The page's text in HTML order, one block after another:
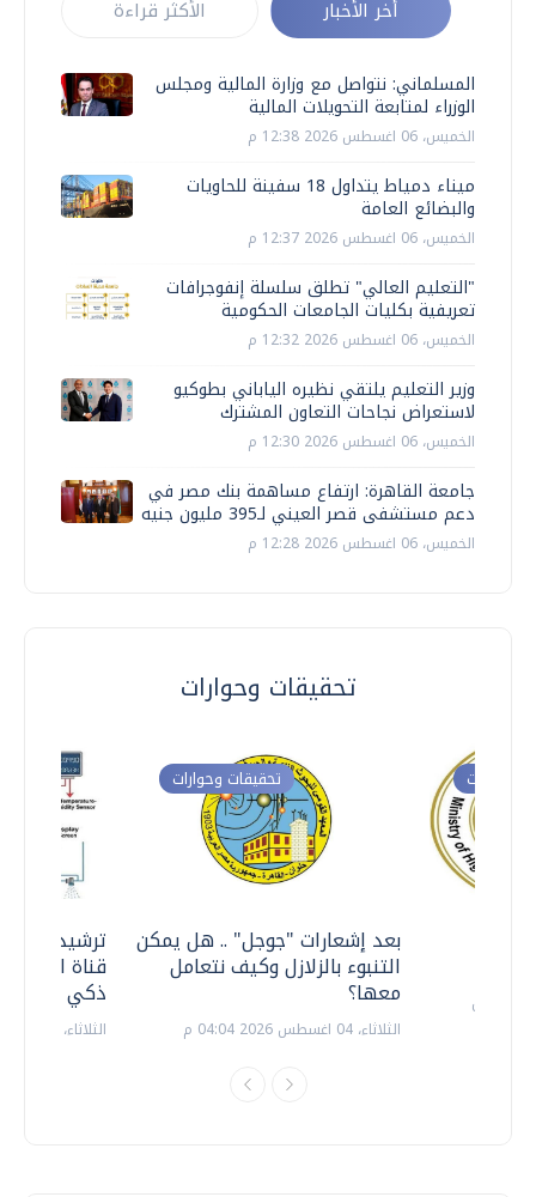
أخر الأخبار الأكثر قراءة
المسلماني: نتواصل مع وزارة المالية ومجلس
الوزراء لمتابعة التحويلات المالية
الخميس، 06 اغسطس 2026 12:38 م
ميناء دمياط يتداول 18 سفينة للحاويات
والبضائع العامة
الخميس، 06 اغسطس 2026 12:37 م
"التعليم العالي" تطلق سلسلة إنفوجرافات
تعريفية بكليات الجامعات الحكومية
الخميس، 06 اغسطس 2026 12:32 م
وزير التعليم يلتقي نظيره الياباني بطوكيو
لاستعراض نجاحات التعاون المشترك
الخميس، 06 اغسطس 2026 12:30 م
جامعة القاهرة: ارتفاع مساهمة بنك مصر في
دعم مستشفى قصر العيني لـ395 مليون جنيه
الخميس، 06 اغسطس 2026 12:28 م
تحقيقات وحوارات
ترشيدا
قناة
ذكي
الثلاثاء، 14 يوليو 2026 06:11 م
تحقيقات وحوارات
بعد إشعارات "جوجل" .. هل يمكن
التنبوء بالزلازل وكيف نتعامل
معها؟
الثلاثاء، 04 اغسطس 2026 04:04 م
وحوارات